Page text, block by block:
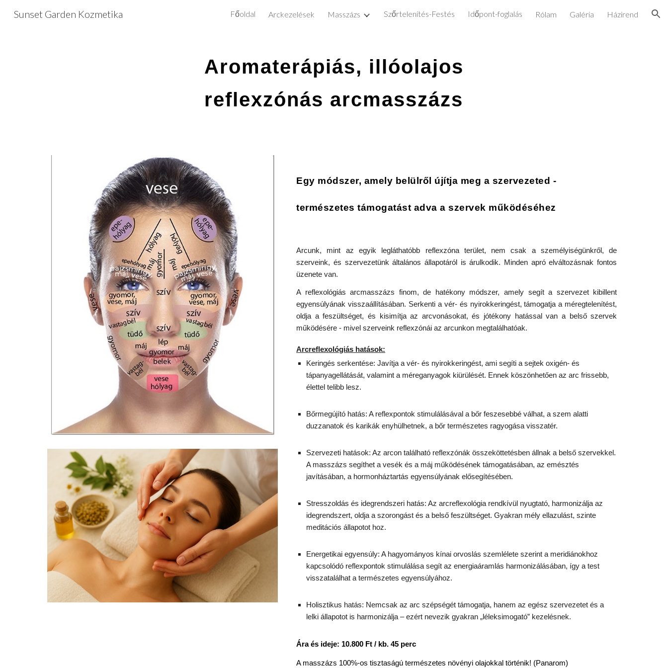
Skip to main content Skip to navigation
Sunset Garden Kozmetika Főoldal Arckezelések Masszázs Szőrtelenítés-Festés Időpont-foglalás Rólam Galéria Házirend
Aromaterápiás, illóolajos
reflexzónás arcmasszázs
Egy módszer, amely belülről újítja meg a szervezeted -
természetes támogatást adva a szervek működéséhez
Arcunk, mint az egyik legláthatóbb reflexzóna terület, nem csak a személyiségünkről, de
szerveink, és szervezetünk általános állapotáról is árulkodik. Minden apró elváltozásnak fontos
üzenete van.
A reflexológiás arcmasszázs finom, de hatékony módszer, amely segít a szervezet kibillent
egyensúlyának visszaállításában. Serkenti a vér- és nyirokkeringést, támogatja a méregtelenítést,
oldja a feszültséget, és kisimítja az arcvonásokat, és jótékony hatással van a belső szervek
működésére - mivel szerveink reflexzónái az arcunkon megtalálhatóak.
Arcreflexológiás hatások:
Keringés serkentése: Javítja a vér- és nyirokkeringést, ami segíti a sejtek oxigén- és
tápanyagellátását, valamint a méreganyagok kiürülését. Ennek köszönhetően az arc frissebb,
élettel telibb lesz.
Bőrmegújító hatás: A reflexpontok stimulálásával a bőr feszesebbé válhat, a szem alatti
duzzanatok és karikák enyhülhetnek, a bőr természetes ragyogása visszatér.
Szervezeti hatások: Az arcon található reflexzónák összeköttetésben állnak a belső szervekkel.
A masszázs segíthet a vesék és a máj működésének támogatásában, az emésztés
javításában, a hormonháztartás egyensúlyának elősegítésében.
Stresszoldás és idegrendszeri hatás: Az arcreflexológia rendkívül nyugtató, harmonizálja az
idegrendszert, oldja a szorongást és a belső feszültséget. Gyakran mély ellazulást, szinte
meditációs állapotot hoz.
Energetikai egyensúly: A hagyományos kínai orvoslás szemlélete szerint a meridiánokhoz
kapcsolódó reflexpontok stimulálása segít az energiaáramlás harmonizálásában, így a test
visszatalálhat a természetes egyensúlyához.
Holisztikus hatás: Nemcsak az arc szépségét támogatja, hanem az egész szervezetet és a
lelki állapotot is harmonizálja – ezért nevezik gyakran „léleksimogató” kezelésnek.
Ára és ideje: 10.800 Ft/ kb. 45 perc
A masszázs 100%-os tisztaságú természetes növényi olajokkal történik! (Panarom)